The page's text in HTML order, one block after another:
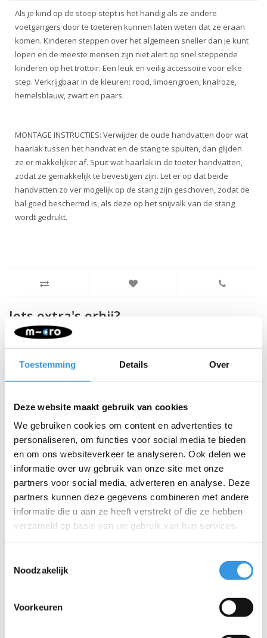
Toestemming Details Over
Deze website maakt gebruik van cookies
We gebruiken cookies om content en advertenties te
personaliseren, om functies voor social media te bieden
en om ons websiteverkeer te analyseren. Ook delen we
informatie over uw gebruik van onze site met onze
partners voor social media, adverteren en analyse. Deze
partners kunnen deze gegevens combineren met andere
informatie die u aan ze heeft verstrekt of die ze hebben
verzameld op basis van uw gebruik van hun services.
Noodzakelijk
Voorkeuren
Als je kind op de stoep stept is het handig als ze andere
voetgangers door te toeteren kunnen laten weten dat ze eraan
komen. Kinderen steppen over het algemeen sneller dan je kunt
lopen en de meeste mensen zijn niet alert op snel steppende
kinderen op het trottoir. Een leuk en veilig accessoire voor elke
step. Verkrijgbaar in de kleuren: rood, limoengroen, knalroze,
hemelsblauw, zwart en paars.
MONTAGE INSTRUCTIES: Verwijder de oude handvatten door wat
haarlak tussen het handvat en de stang te spuiten, dan glijden
ze er makkelijker af. Spuit wat haarlak in de toeter handvatten,
zodat ze gemakkelijk te bevestigen zijn. Let er op dat beide
handvatten zo ver mogelijk op de stang zijn geschoven, zodat de
bal goed beschermd is, als deze op het snijvalk van de stang
wordt gedrukt.
Iets extra's erbij?
Micro flessenhouder
Mini/Maxi oranje
StepStralers
(ScootBeamz)